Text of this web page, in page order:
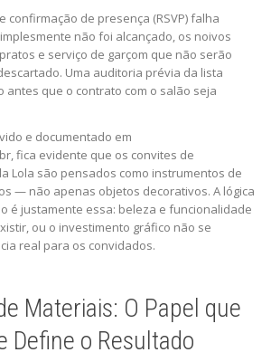
confirmação de presença (RSVP) falha
não foi alcançado, os noivos
e serviço de garçom que não serão
Uma auditoria prévia da lista
antes que o contrato com o salão seja
e documentado em
fica evidente que os convites de
Lola são pensados como instrumentos de
— não apenas objetos decorativos. A lógica
é justamente essa: beleza e funcionalidade
ou o investimento gráfico não se
real para os convidados.
Materiais: O Papel que
Define o Resultado